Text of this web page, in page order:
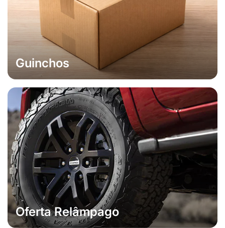
Guinchos
Oferta Relâmpago